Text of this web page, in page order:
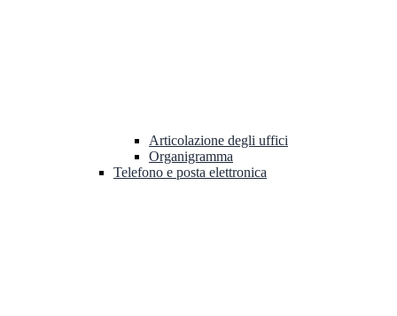
Articolazione degli uffici
Organigramma
Telefono e posta elettronica